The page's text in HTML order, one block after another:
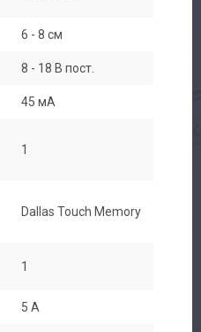
6 - 8 см
8 - 18 В пост.
45 мА
1
Dallas Touch Memory
1
5 А